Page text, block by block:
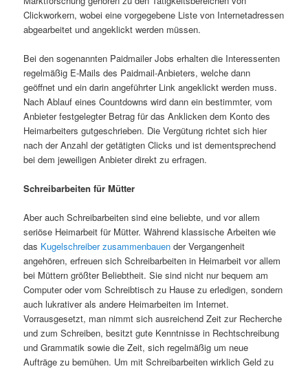
Clickworkern, wobei eine vorgegebene Liste von Internetadressen
abgearbeitet und angeklickt werden müssen.
Bei den sogenannten Paidmailer Jobs erhalten die Interessenten
regelmäßig E-Mails des Paidmail-Anbieters, welche dann
geöffnet und ein darin angeführter Link angeklickt werden muss.
Nach Ablauf eines Countdowns wird dann ein bestimmter, vom
Anbieter festgelegter Betrag für das Anklicken dem Konto des
Heimarbeiters gutgeschrieben. Die Vergütung richtet sich hier
nach der Anzahl der getätigten Clicks und ist dementsprechend
bei dem jeweiligen Anbieter direkt zu erfragen.
Schreibarbeiten für Mütter
Aber auch Schreibarbeiten sind eine beliebte, und vor allem
seriöse Heimarbeit für Mütter. Während klassische Arbeiten wie
das Kugelschreiber zusammenbauen der Vergangenheit
angehören, erfreuen sich Schreibarbeiten in Heimarbeit vor allem
bei Müttern größter Beliebtheit. Sie sind nicht nur bequem am
Computer oder vom Schreibtisch zu Hause zu erledigen, sondern
auch lukrativer als andere Heimarbeiten im Internet.
Vorrausgesetzt, man nimmt sich ausreichend Zeit zur Recherche
und zum Schreiben, besitzt gute Kenntnisse in Rechtschreibung
und Grammatik sowie die Zeit, sich regelmäßig um neue
Aufträge zu bemühen. Um mit Schreibarbeiten wirklich Geld zu